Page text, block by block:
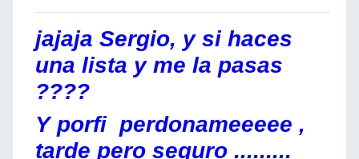
jajaja Sergio, y si haces
una lista y me la pasas
????
Y porfi perdonameeeee ,
tarde pero seguro .........